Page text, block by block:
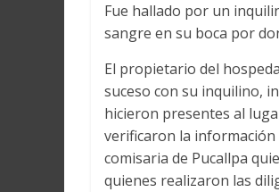
Fue hallado por un
sangre en su boca por
El propietario del
suceso con su inquilino,
hicieron presentes al
verificaron la
comisaria de Pucallpa
quienes realizaron las